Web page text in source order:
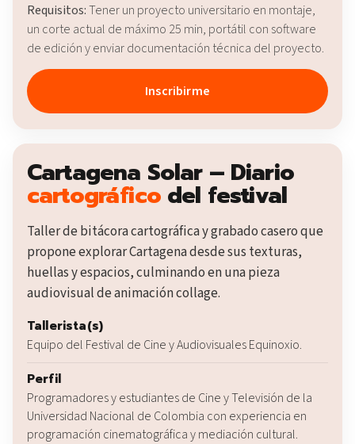
Requisitos:Tener un proyecto universitario en montaje,
un corte actual de máximo 25 min, portátil con software
de edición y enviar documentación técnica del proyecto.
Inscribirme
Cartagena Solar – Diario
cartográficodel festival
Taller de bitácora cartográfica y grabado casero que
propone explorar Cartagena desde sus texturas,
huellas y espacios, culminando en una pieza
audiovisual de animación collage.
Tallerista(s)
Equipo del Festival de Cine y Audiovisuales Equinoxio.
Perfil
Programadores y estudiantes de Cine y Televisión de la
Universidad Nacional de Colombia con experiencia en
programación cinematográfica y mediación cultural.